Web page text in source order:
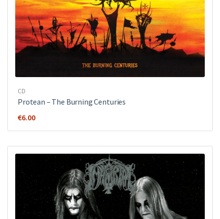
CD
Protean – The Burning Centuries
€6.00